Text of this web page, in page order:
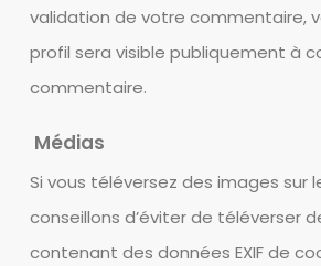
validation de votre commentaire,
profil sera visible publiquement à
commentaire.
Médias
Si vous téléversez des images sur
conseillons d’éviter de téléverser
contenant des données EXIF de